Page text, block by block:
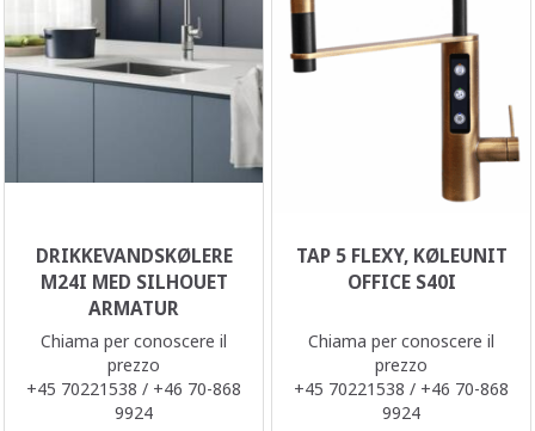
DRIKKEVANDSKØLERE
M24I MED SILHOUET
ARMATUR
Chiama per conoscere il
prezzo
+45 70221538 / +46 70-868
9924
TAP 5 FLEXY, KØLEUNIT
OFFICE S40I
Chiama per conoscere il
prezzo
+45 70221538 / +46 70-868
9924